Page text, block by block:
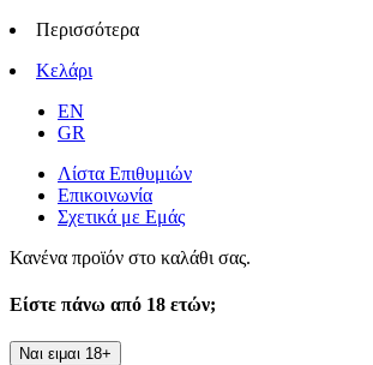
Περισσότερα
Κελάρι
EN
GR
Λίστα Επιθυμιών
Επικοινωνία
Σχετικά με Εμάς
Κανένα προϊόν στο καλάθι σας.
Είστε πάνω από 18 ετών;
Ναι ειμαι 18+